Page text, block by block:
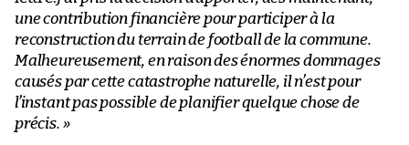
une contribution financière pour participer à la
reconstruction du terrain de football de la commune.
Malheureusement, en raison des énormes dommages
causés par cette catastrophe naturelle, il n’est pour
l’instant pas possible de planifier quelque chose de
précis. »